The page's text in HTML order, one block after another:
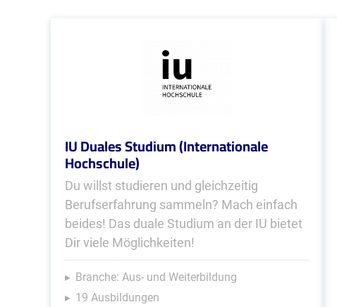
IU Duales Studium (Internationale
Hochschule)
Du willst studieren und gleichzeitig
Berufserfahrung sammeln? Mach einfach
beides! Das duale Studium an der IU bietet
Dir viele Möglichkeiten!
Branche: Aus- und Weiterbildung
19 Ausbildungen